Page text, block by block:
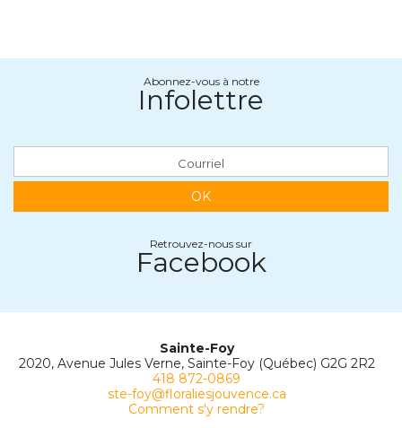
Abonnez-vous à notre
Infolettre
OK
Retrouvez-nous sur
Facebook
Sainte-Foy
2020, Avenue Jules Verne, Sainte-Foy (Québec) G2G 2R2
418 872-0869
ste-foy@floraliesjouvence.ca
Comment s'y rendre?